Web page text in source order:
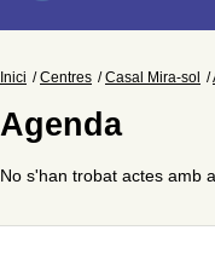
Inici Centres Casal Mira-sol
Agenda
No s'han trobat actes amb